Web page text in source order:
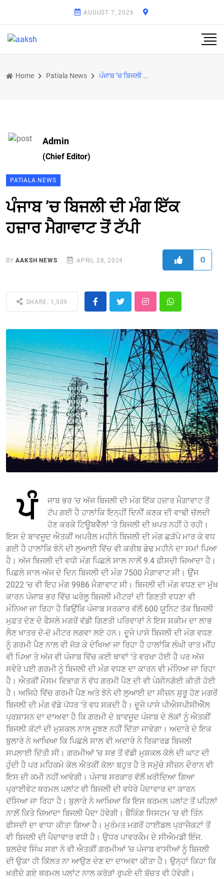
AUGUST 7, 2026
Home Patiala News ਪੰਜਾਬ ’ਚ ਬਿਜਲੀ ਦੀ ਮੰਗ ਇੱਕ ਹਜ਼ਾਰ ਮੈਗਾਵਾਟ ਤੋਂ ਟੱਪੀ
Admin
(Chief Editor)
PATIALA NEWS
ਪੰਜਾਬ ’ਚ ਬਿਜਲੀ ਦੀ ਮੰਗ ਇੱਕ
ਹਜ਼ਾਰ ਮੈਗਾਵਾਟ ਤੋਂ ਟੱਪੀ
BYAAKSH NEWS APRIL 28, 2024 0
SHARE: 1,509
ਪੰ
ਜਾਬ ਭਰ ’ਚ ਅੱਜ ਬਿਜਲੀ ਦੀ ਮੰਗ ਇੱਕ ਹਜ਼ਾਰ ਮੈਗਾਵਾਟ ਤੋਂ
ਟੱਪ ਗਈ ਹੈ ਹਾਲਾਂਕਿ ਇਨ੍ਹੀਂ ਦਿਨੀਂ ਕਣਕ ਦੀ ਵਾਢੀ ਚੱਲਦੀ
ਹੋਣ ਕਰਕੇ ਟਿਊਬਵੈੱਲਾਂ ’ਤੇ ਬਿਜਲੀ ਦੀ ਖ਼ਪਤ ਨਹੀਂ ਹੋ ਰਹੀ।
ਇਸ ਦੇ ਬਾਵਜੂਦ ਐਤਕੀਂ ਅਪਰੈਲ ਮਹੀਨੇ ਬਿਜਲੀ ਦੀ ਮੰਗ ਛੜੱਪੇ ਮਾਰ ਕੇ ਵਧ
ਗਈ ਹੈ ਹਾਲਾਂਕਿ ਝੋਨੇ ਦੀ ਲੁਆਈ ਵਿੱਚ ਵੀ ਕਰੀਬ ਡੇਢ ਮਹੀਨੇ ਦਾ ਸਮਾਂ ਪਿਆ
ਹੈ। ਅੱਜ ਬਿਜਲੀ ਦੀ ਵਧੀ ਮੰਗ ਪਿਛਲੇ ਸਾਲ ਨਾਲੋਂ 9.4 ਫੀਸਦੀ ਜ਼ਿਆਦਾ ਹੈ।
ਪਿਛਲੇ ਸਾਲ ਅੱਜ ਦੇ ਦਿਨ ਬਿਜਲੀ ਦੀ ਮੰਗ 7500 ਮੈਗਾਵਾਟ ਸੀ। ਉਂਜ
2022 ’ਚ ਵੀ ਇਹ ਮੰਗ 9986 ਮੈਗਾਵਾਟ ਸੀ। ਬਿਜਲੀ ਦੀ ਮੰਗ ਵਧਣ ਦਾ ਮੁੱਖ
ਕਾਰਨ ਪੰਜਾਬ ਭਰ ਵਿੱਚ ਘਰੇਲੂ ਬਿਜਲੀ ਮੀਟਰਾਂ ਦੀ ਗਿਣਤੀ ਵਧਣਾ ਵੀ
ਮੰਨਿਆ ਜਾ ਰਿਹਾ ਹੈ ਕਿਉਂਕਿ ਪੰਜਾਬ ਸਰਕਾਰ ਵੱਲੋਂ 600 ਯੂਨਿਟ ਤੱਕ ਬਿਜਲੀ
ਮੁਫ਼ਤ ਦੇਣ ਦੇ ਫੈਸਲੇ ਮਗਰੋਂ ਵੱਡੀ ਗਿਣਤੀ ਪਰਿਵਾਰਾਂ ਨੇ ਇਸ ਸਕੀਮ ਦਾ ਲਾਭ
ਲੈਣ ਖਾਤਰ ਦੋ-ਦੋ ਮੀਟਰ ਲਗਵਾ ਲਏ ਹਨ। ਦੂਜੇ ਪਾਸੇ ਬਿਜਲੀ ਦੀ ਮੰਗ ਵਧਣ
ਨੂੰ ਗਰਮੀ ਪੈਣ ਨਾਲ ਵੀ ਜੋੜ ਕੇ ਦੇਖਿਆ ਜਾ ਰਿਹਾ ਹੈ ਹਾਲਾਂਕਿ ਲੰਘੀ ਰਾਤ ਮੀਂਹ
ਵੀ ਪਿਆ ਤੇ ਅੱਜ ਵੀ ਪੰਜਾਬ ਵਿੱਚ ਕਈ ਥਾਵਾਂ ’ਤੇ ਵਰਖਾ ਹੋਈ ਹੈ ਪਰ ਅੱਜ
ਸਵੇਰੇ ਪਈ ਗਰਮੀ ਨੂੰ ਬਿਜਲੀ ਦੀ ਮੰਗ ਵਧਣ ਦਾ ਕਾਰਨ ਵੀ ਮੰਨਿਆ ਜਾ ਰਿਹਾ
ਹੈ। ਐਤਕੀਂ ਮੌਸਮ ਵਿਭਾਗ ਨੇ ਵੱਧ ਗਰਮੀ ਪੈਣ ਦੀ ਵੀ ਪੇਸ਼ੀਨਗੋਈ ਕੀਤੀ ਹੋਈ
ਹੈ। ਅਜਿਹੇ ਵਿੱਚ ਗਰਮੀ ਪੈਣ ਅਤੇ ਝੋਨੇ ਦੀ ਲੁਆਈ ਦਾ ਸੀਜ਼ਨ ਸ਼ੁਰੂ ਹੋਣ ਮਗਰੋਂ
ਬਿਜਲੀ ਦੀ ਮੰਗ ਵੱਡੇ ਪੱਧਰ ’ਤੇ ਵਧ ਸਕਦੀ ਹੈ। ਦੂਜੇ ਪਾਸੇ ਪੀਐਸਪੀਸੀਐੱਲ
ਪ੍ਰਸ਼ਾਸਨ ਦਾ ਦਾਅਵਾ ਹੈ ਕਿ ਗਰਮੀ ਦੇ ਬਾਵਜੂਦ ਪੰਜਾਬ ਦੇ ਲੋਕਾਂ ਨੂੰ ਐਤਕੀਂ
ਬਿਜਲੀ ਕੱਟਾਂ ਦੀ ਮੁਸ਼ਕਲ ਨਾਲ ਜੂਝਣ ਨਹੀਂ ਦਿੱਤਾ ਜਾਵੇਗਾ। ਅਦਾਰੇ ਦੇ ਇਕ
ਬੁਲਾਰੇ ਨੇ ਆਖਿਆ ਕਿ ਪਿਛਲੇ ਸਾਲ ਵੀ ਅਦਾਰੇ ਨੇ ਰਿਕਾਰਡ ਬਿਜਲੀ
ਸਪਲਾਈ ਦਿੱਤੀ ਸੀ। ਗਰਮੀਆਂ ’ਚ ਸਭ ਤੋਂ ਵੱਡੀ ਮੁਸ਼ਕਲ ਕੋਲੇ ਦੀ ਘਾਟ ਦੀ
ਹੁੰਦੀ ਹੈ ਪਰ ਮਹਿਕਮੇ ਕੋਲ ਐਤਕੀਂ ਕੋਲਾ ਬਹੁਤ ਹੈ ਤੇ ਸਮੁੱਚੇ ਸੀਜ਼ਨ ਦੌਰਾਨ ਵੀ
ਇਸ ਦੀ ਕਮੀ ਨਹੀਂ ਆਵੇਗੀ। ਪੰਜਾਬ ਸਰਕਾਰ ਵੱਲੋਂ ਖ਼ਰੀਦਿਆ ਗਿਆ
ਪ੍ਰਾਈਵੇਟ ਥਰਮਲ ਪਲਾਂਟ ਵੀ ਬਿਜਲੀ ਦੀ ਵਧੇਰੇ ਪੈਦਾਵਾਰ ਦਾ ਕਾਰਨ
ਦੱਸਿਆ ਜਾ ਰਿਹਾ ਹੈ। ਬੁਲਾਰੇ ਨੇ ਆਖਿਆ ਕਿ ਇਸ ਥਰਮਲ ਪਲਾਂਟ ਤੋਂ ਪਹਿਲਾਂ
ਨਾਲ਼ੋਂ ਕਿਤੇ ਜ਼ਿਆਦਾ ਬਿਜਲੀ ਪੈਦਾ ਹੋਵੇਗੀ। ਬੈਂਕਿੰਗ ਸਿਸਟਮ ’ਚ ਵੀ ਤਿੰਨ
ਫੀਸਦੀ ਦਾ ਵਾਧਾ ਕੀਤਾ ਗਿਆ ਹੈ। ਮੁਰੰਮਤ ਮਗਰੋਂ ਹਾਈਡਲ ਪ੍ਰਾਜੈਕਟਾਂ ਤੋਂ
ਵੀ ਬਿਜਲੀ ਦੀ ਪੈਦਾਵਾਰ ਵਧੀ ਹੈ। ਉਧਰ ਪਾਵਰਕੌਮ ਦੇ ਸੀਐਮਡੀ ਇੰਜ.
ਬਲਦੇਵ ਸਿੰਘ ਸਰਾ ਨੇ ਵੀ ਐਤਕੀਂ ਗਰਮੀਆਂ ’ਚ ਪੰਜਾਬ ਵਾਸੀਆਂ ਨੂੰ ਬਿਜਲੀ
ਦੀ ਉਕਾ ਹੀ ਕਿੱਲਤ ਨਾ ਆਉਣ ਦੇਣ ਦਾ ਦਾਅਵਾ ਕੀਤਾ ਹੈ। ਉਨ੍ਹਾਂ ਕਿਹਾ ਕਿ
ਖ਼ਰੀਦੇ ਗਏ ਥਰਮਲ ਪਲਾਂਟ ਨਾਲ ਕਰੋੜਾਂ ਰੁਪਏ ਦੀ ਬੱਚਤ ਵੀ ਹੋਵੇਗੀ।